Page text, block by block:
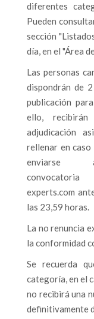
diferentes
Pueden
sección
día, en el "Área
Las personas
dispondrán de
publicación
ello,
adjudicación
rellenar en caso
experts.com
las 23,59 horas.
La no renuncia
la conformidad
Se recuerda
categoría, en el
no recibirá una
definitivamente